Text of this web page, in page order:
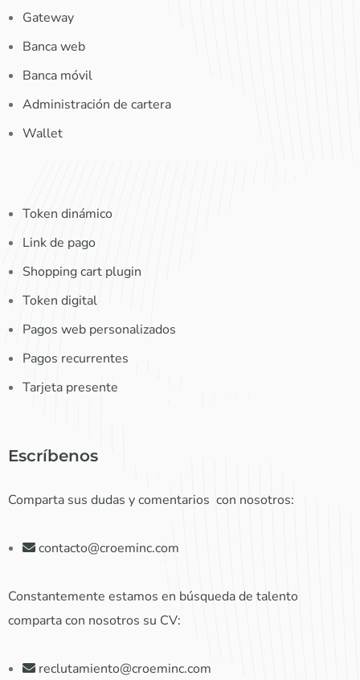
Gateway
Banca web
Banca móvil
Administración de cartera
Wallet
Token dinámico
Link de pago
Shopping cart plugin
Token digital
Pagos web personalizados
Pagos recurrentes
Tarjeta presente
Escríbenos
Comparta sus dudas y comentarios con nosotros:
contacto@croeminc.com
Constantemente estamos en búsqueda de talento
comparta con nosotros su CV:
reclutamiento@croeminc.com